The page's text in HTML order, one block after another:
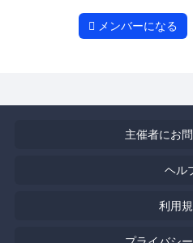
メンバーになる
主催者にお
ヘル
利用